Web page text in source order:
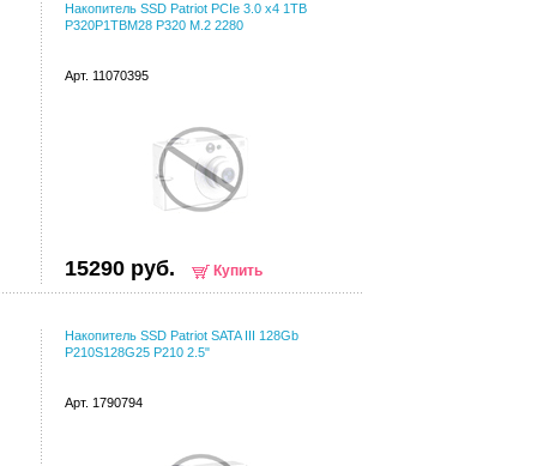
Накопитель SSD Patriot PCIe 3.0 x4 1TB
P320P1TBM28 P320 M.2 2280
Арт. 11070395
15290 руб. Купить
Накопитель SSD Patriot SATA III 128Gb
P210S128G25 P210 2.5"
Арт. 1790794